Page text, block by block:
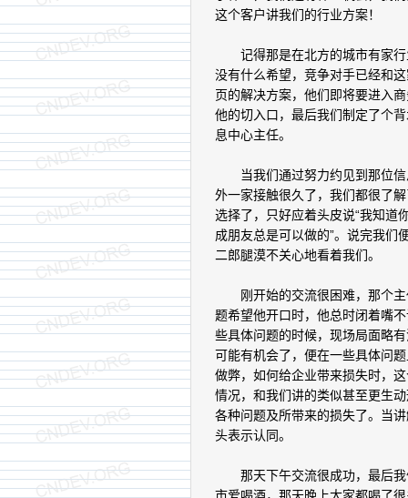
这个客户讲我们的行业方案！
记得那是在北方的城市有家行
没有什么希望，竞争对手已经和
页的解决方案，他们即将要进入
他的切入口，最后我们制定了个
息中心主任。
当我们通过努力约见到那位信
外一家接触很久了，我们都很了
选择了，只好应着头皮说“我知道
成朋友总是可以做的”。说完我们
二郎腿漠不关心地看着我们。
刚开始的交流很困难，那个主
题希望他开口时，他总时闭着嘴
些具体问题的时候，现场局面略
可能有机会了，便在一些具体问
做弊，如何给企业带来损失时，
情况，和我们讲的类似甚至更生
各种问题及所带来的损失了。当
头表示认同。
那天下午交流很成功，最后我